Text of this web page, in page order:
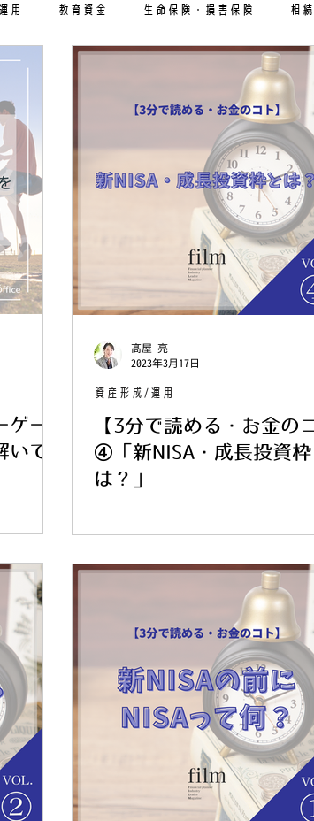
用 教育資金 生命保険・損害保険 相
ー
て
【3分で読める・お金の
④「新NISA・成長投資枠
は？」
資産形成/運用
髙屋 亮
2023年3月17日